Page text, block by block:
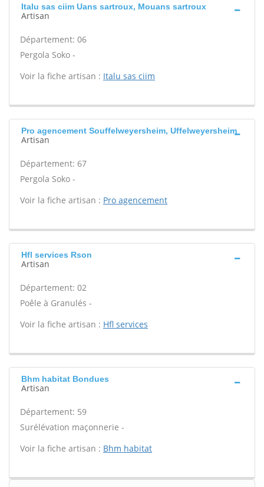
Italu sas ciim Uans sartroux, Mouans sartroux
Artisan
Département: 06
Pergola Soko -
Voir la fiche artisan : Italu sas ciim
Pro agencement Souffelweyersheim, Uffelweyersheim
Artisan
Département: 67
Pergola Soko -
Voir la fiche artisan : Pro agencement
Hfl services Rson
Artisan
Département: 02
Poêle à Granulés -
Voir la fiche artisan : Hfl services
Bhm habitat Bondues
Artisan
Département: 59
Surélévation maçonnerie -
Voir la fiche artisan : Bhm habitat